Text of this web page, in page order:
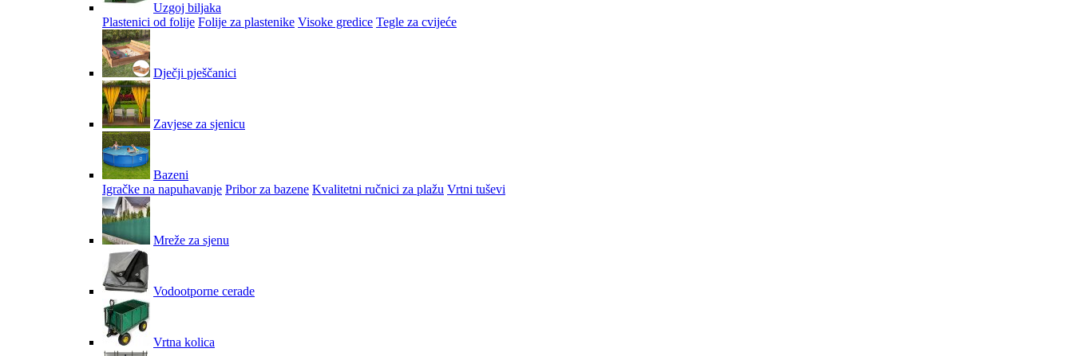
Uzgoj biljaka
Plastenici od folije Folije za plastenike Visoke gredice Tegle za cvijeće
Dječji pješčanici
Zavjese za sjenicu
Bazeni
Igračke na napuhavanje Pribor za bazene Kvalitetni ručnici za plažu Vrtni tuševi
Mreže za sjenu
Vodootporne cerade
Vrtna kolica